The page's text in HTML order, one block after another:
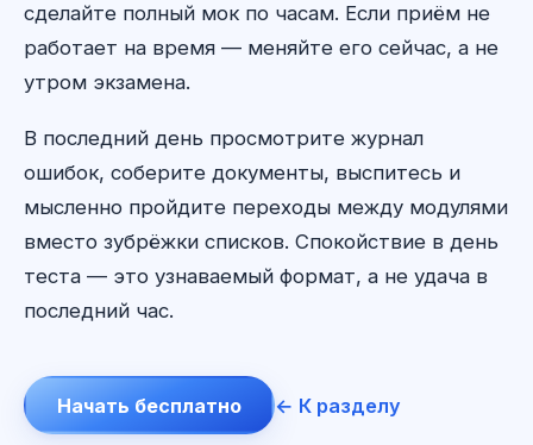
сделайте полный мок по часам. Если приём не
работает на время — меняйте его сейчас, а не
утром экзамена.
В последний день просмотрите журнал
ошибок, соберите документы, выспитесь и
мысленно пройдите переходы между модулями
вместо зубрёжки списков. Спокойствие в день
теста — это узнаваемый формат, а не удача в
последний час.
Начать бесплатно ← К разделу